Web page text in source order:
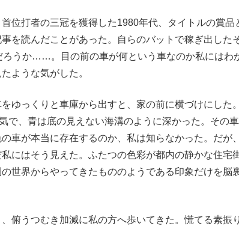
位打者の三冠を獲得した1980年代、タイトルの賞品
を読んだことがあった。自らのバットで稼ぎ出した
ろうか……。目の前の車が何という車なのか私にはわ
ような気がした。
ゆっくりと車庫から出すと、家の前に横づけにした
で、青は底の見えない海溝のように深かった。その
車が本当に存在するのか、私は知らなかった。だが
にはそう見えた。ふたつの色彩が都内の静かな住宅
世界からやってきたもののようである印象だけを脳
俯うつむき加減に私の方へ歩いてきた。慌てる素振